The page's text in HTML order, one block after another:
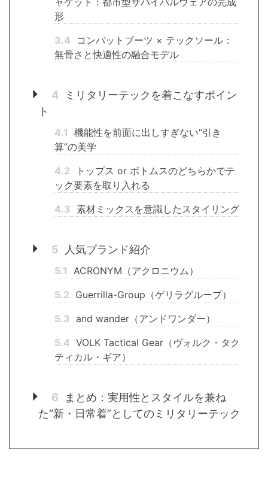
形
3.4
コンバットブーツ × テックソール：
無骨さと快適性の融合モデル
4
ミリタリーテックを着こなすポイン
ト
4.1 機能性を前面に出しすぎない“引き
算”の美学
4.2
トップス or ボトムスのどちらかでテ
ック要素を取り入れる
4.3 素材ミックスを意識したスタイリング
5 人気ブランド紹介
5.1 ACRONYM（アクロニウム）
5.2 Guerrilla-Group（ゲリラグループ）
5.3 and wander（アンドワンダー）
5.4 VOLK Tactical Gear（ヴォルク・タク
ティカル・ギア）
6
まとめ：実用性とスタイルを兼ね
た“新・日常着”としてのミリタリーテック